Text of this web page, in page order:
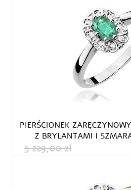
PIERŚCIONEK
Z BRYLANTAMI I
5 229,00 zł